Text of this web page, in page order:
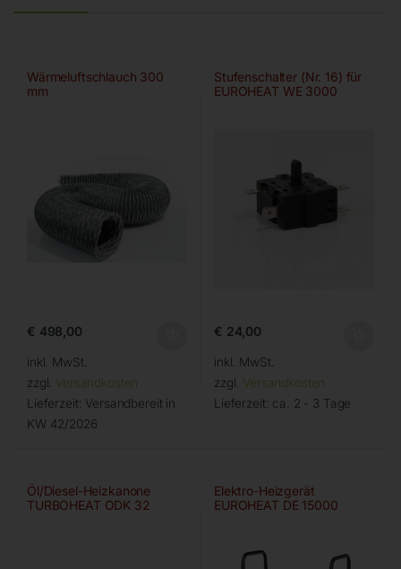
Wärmeluftschlauch 300
mm
€ 498,00
inkl. MwSt.
zzgl. Versandkosten
Lieferzeit: Versandbereit in
KW 42/2026
Stufenschalter (Nr. 16) für
EUROHEAT WE 3000
€ 24,00
inkl. MwSt.
zzgl. Versandkosten
Lieferzeit: ca. 2 - 3 Tage
Öl/Diesel-Heizkanone
TURBOHEAT ODK 32
Elektro-Heizgerät
EUROHEAT DE 15000